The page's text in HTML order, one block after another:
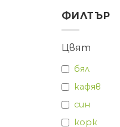
ФИЛТЪР
Цвят
бял
кафяв
син
корк